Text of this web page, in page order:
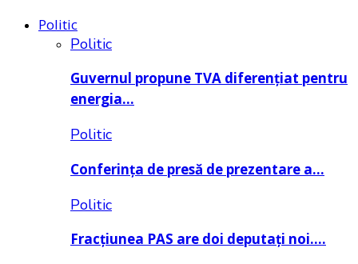
Politic
Politic
Guvernul propune TVA diferențiat pentru
energia…
Politic
Conferința de presă de prezentare a…
Politic
Fracțiunea PAS are doi deputați noi….